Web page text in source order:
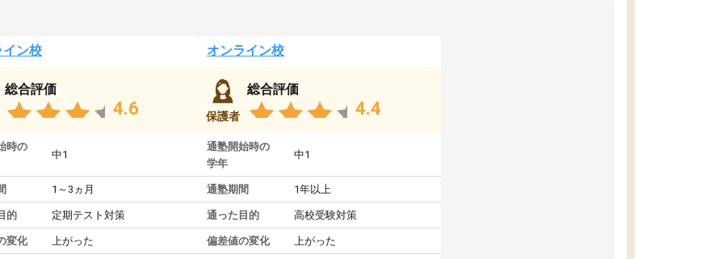
イン校
総合評価
4.6
時の
中1
1～3ヵ月
的 定期テスト対策
変化 上がった
オンライン校
保護者
総合評価
4.4
通塾開始時の
学年
中1
通塾期間 1年以上
通った目的 高校受験対策
偏差値の変化 上がった